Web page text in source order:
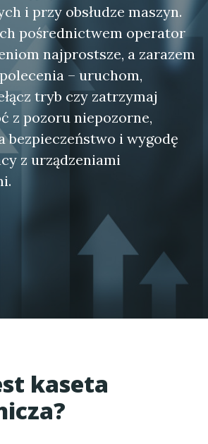
i przy obsłudze maszyn.
pośrednictwem operator
najprostsze, a zarazem
– uruchom,
tryb czy zatrzymaj
z pozoru niepozorne,
bezpieczeństwo i wygodę
z urządzeniami
kaseta